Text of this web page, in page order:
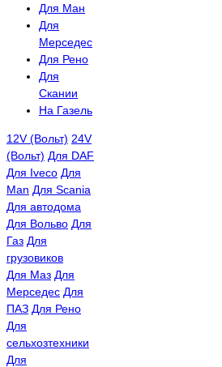
Для Ман
Для
Мерседес
Для Рено
Для
Скании
На Газель
12V (Вольт) 24V
(Вольт) Для DAF
Для Iveco Для
Man Для Scania
Для автодома
Для Вольво Для
Газ Для
грузовиков
Для Маз Для
Мерседес Для
ПАЗ Для Рено
Для
сельхозтехники
Для